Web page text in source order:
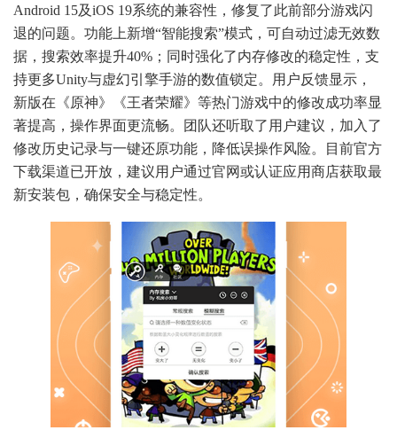
Android 15及iOS 19系统的兼容性，修复了此前部分游戏闪
退的问题。功能上新增“智能搜索”模式，可自动过滤无效数
据，搜索效率提升40%；同时强化了内存修改的稳定性，支
持更多Unity与虚幻引擎手游的数值锁定。用户反馈显示，
新版在《原神》《王者荣耀》等热门游戏中的修改成功率显
著提高，操作界面更流畅。团队还听取了用户建议，加入了
修改历史记录与一键还原功能，降低误操作风险。目前官方
下载渠道已开放，建议用户通过官网或认证应用商店获取最
新安装包，确保安全与稳定性。